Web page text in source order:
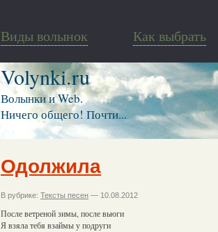
Виды волынок Как выбрать
Volynki.ru
Волынки и Web.
Ничего общего! Почти...
Одолжила
В рубрике: Тексты песен — 10.08.2012
После ветреной зимы, после вьюги
Я взяла тебя взаймы у подруги